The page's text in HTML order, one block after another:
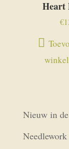
Heart
€
Nieuw in